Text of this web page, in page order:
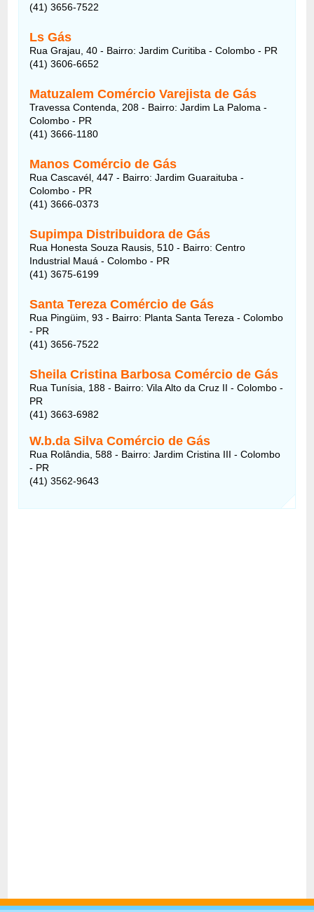
(41) 3656-7522
Ls Gás
Rua Grajau, 40 - Bairro: Jardim Curitiba - Colombo - PR
(41) 3606-6652
Matuzalem Comércio Varejista de Gás
Travessa Contenda, 208 - Bairro: Jardim La Paloma -
Colombo - PR
(41) 3666-1180
Manos Comércio de Gás
Rua Cascavél, 447 - Bairro: Jardim Guaraituba -
Colombo - PR
(41) 3666-0373
Supimpa Distribuidora de Gás
Rua Honesta Souza Rausis, 510 - Bairro: Centro
Industrial Mauá - Colombo - PR
(41) 3675-6199
Santa Tereza Comércio de Gás
Rua Pingüim, 93 - Bairro: Planta Santa Tereza - Colombo
- PR
(41) 3656-7522
Sheila Cristina Barbosa Comércio de Gás
Rua Tunísia, 188 - Bairro: Vila Alto da Cruz II - Colombo -
PR
(41) 3663-6982
W.b.da Silva Comércio de Gás
Rua Rolândia, 588 - Bairro: Jardim Cristina III - Colombo
- PR
(41) 3562-9643